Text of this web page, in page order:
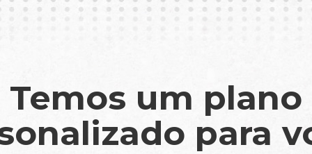
Temos um plano
para